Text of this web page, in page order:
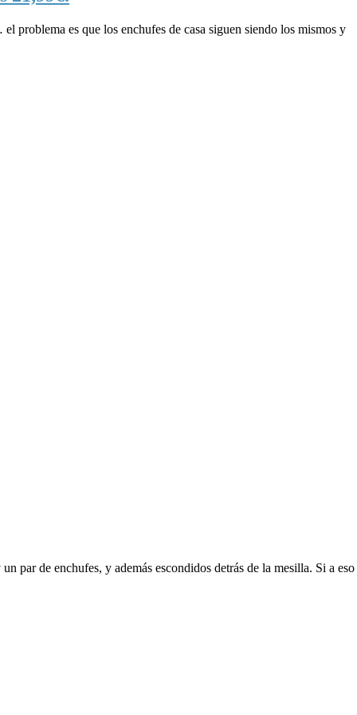
problema es que los enchufes de casa siguen siendo los mismos y
par de enchufes, y además escondidos detrás de la mesilla. Si a eso